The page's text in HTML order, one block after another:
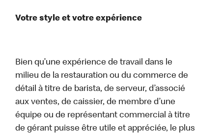
Votre style et votre expérience
Bien qu’une expérience de travail dans le
milieu de la restauration ou du commerce de
détail à titre de barista, de serveur, d’associé
aux ventes, de caissier, de membre d’une
équipe ou de représentant commercial à titre
de gérant puisse être utile et appréciée, le plus